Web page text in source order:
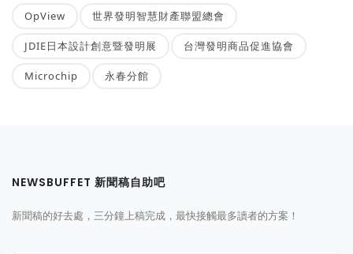
OpView 世界發明智慧財產聯盟總會
JDIE日本設計創意暨發明展 台灣發明商品促進協會
Microchip 永春分館
NEWSBUFFET 新聞稿自助吧
新聞稿的好去處，三分鐘上稿完成，最快接觸最多讀者的方案！